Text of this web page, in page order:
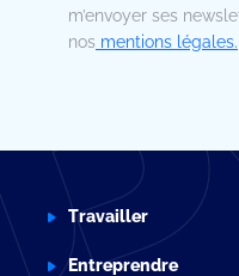
m’envoyer ses
nos mentions légales.
Travailler
Entreprendre